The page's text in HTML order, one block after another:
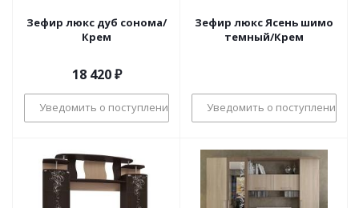
Зефир люкс дуб сонома/
Крем
18 420₽
Уведомить о поступлении
Зефир люкс Ясень шимо
темный/Крем
Уведомить о поступлении